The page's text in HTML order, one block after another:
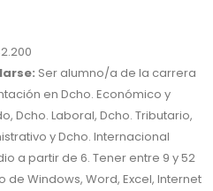
Ser alumno/a de la carrera
en Dcho. Económico y
Dcho. Laboral, Dcho. Tributario,
y Dcho. Internacional
a partir de 6. Tener entre 9 y 52
Windows, Word, Excel, Internet